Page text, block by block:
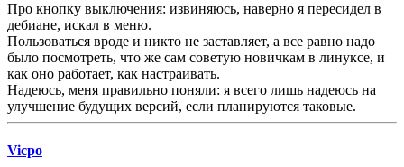
Про кнопку выключения: извиняюсь, наверно я пересидел в
дебиане, искал в меню.
Пользоваться вроде и никто не заставляет, а все равно надо
было посмотреть, что же сам советую новичкам в линуксе, и
как оно работает, как настраивать.
Надеюсь, меня правильно поняли: я всего лишь надеюсь на
улучшение будущих версий, если планируются таковые.
Vicpo